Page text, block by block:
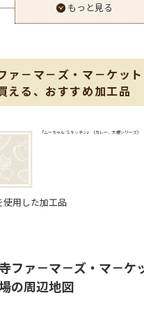
もっと見る
ァ－マ－ズ・マ－ケッ
える、おすすめ加工品
「ムーちゃん’Ｓキッチン」（カレー、大根シリーズ）
使用した加工品
ファ－マ－ズ・マ－ケ
の周辺地図